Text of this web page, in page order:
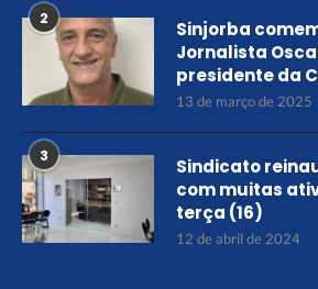
2
Sinjorba
Jornalista
presidente da
13 de março de 2025
3
Sindicato
com muitas
terça (16)
12 de abril de 2024